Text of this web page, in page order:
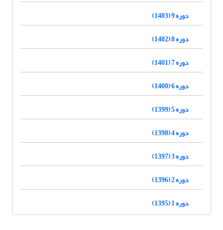
دوره 9 (1403)
دوره 8 (1402)
دوره 7 (1401)
دوره 6 (1400)
دوره 5 (1399)
دوره 4 (1398)
دوره 3 (1397)
دوره 2 (1396)
دوره 1 (1395)